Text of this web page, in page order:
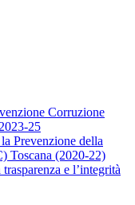
Corruzione
25
Prevenzione della
Toscana (2020-22)
e l’integrità